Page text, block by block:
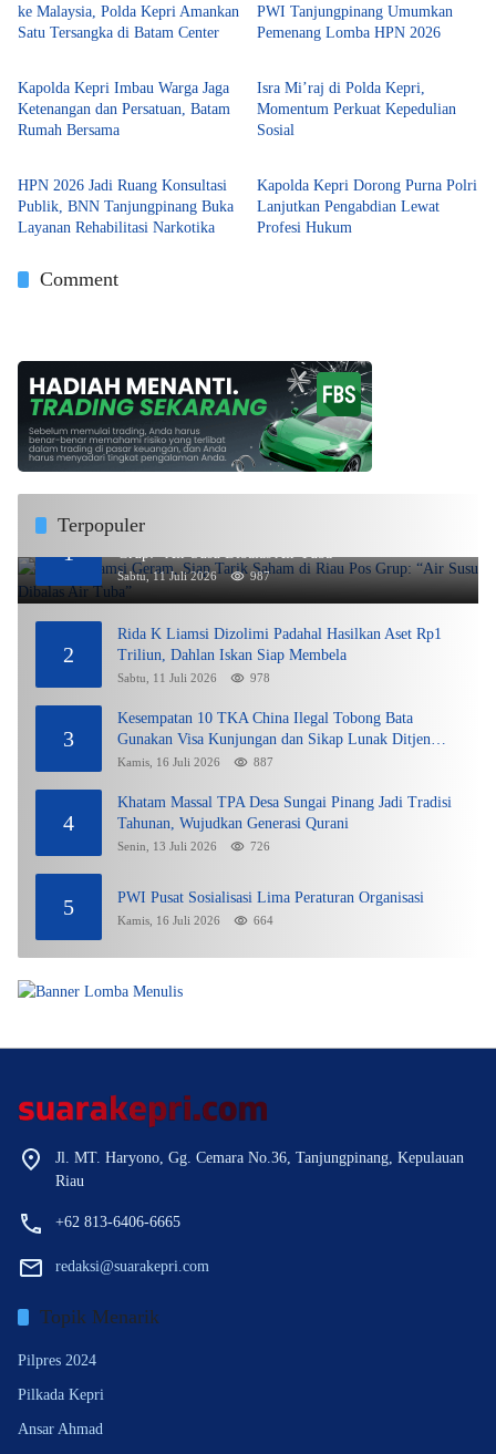
ke Malaysia, Polda Kepri Amankan
Satu Tersangka di Batam Center
PWI Tanjungpinang Umumkan
Pemenang Lomba HPN 2026
Tanjungpinang
Kapolda Kepri Imbau Warga Jaga
Ketenangan dan Persatuan, Batam
Rumah Bersama
Batam
Isra Mi’raj di Polda Kepri,
Momentum Perkuat Kepedulian
Sosial
Tanjungpinang
HPN 2026 Jadi Ruang Konsultasi
Publik, BNN Tanjungpinang Buka
Layanan Rehabilitasi Narkotika
Batam
Kapolda Kepri Dorong Purna Polri
Lanjutkan Pengabdian Lewat
Profesi Hukum
Comment
Terpopuler
1
Rida K Liamsi Geram, Siap Tarik Saham di Riau Pos
Grup: “Air Susu Dibalas Air Tuba”
Sabtu, 11 Juli 2026 987
2
Rida K Liamsi Dizolimi Padahal Hasilkan Aset Rp1
Triliun, Dahlan Iskan Siap Membela
Sabtu, 11 Juli 2026 978
3
Kesempatan 10 TKA China Ilegal Tobong Bata
Gunakan Visa Kunjungan dan Sikap Lunak Ditjen
Imigrasi Kepri?
Kamis, 16 Juli 2026 887
4
Khatam Massal TPA Desa Sungai Pinang Jadi Tradisi
Tahunan, Wujudkan Generasi Qurani
Senin, 13 Juli 2026 726
5 PWI Pusat Sosialisasi Lima Peraturan Organisasi
Kamis, 16 Juli 2026 664
Jl. MT. Haryono, Gg. Cemara No.36, Tanjungpinang, Kepulauan
Riau
+62 813-6406-6665
redaksi@suarakepri.com
Topik Menarik
Pilpres 2024
Pilkada Kepri
Ansar Ahmad